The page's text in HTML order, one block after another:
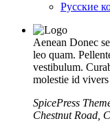
Русские
Aenean Donec
leo quam.
vestibulum.
molestie id
SpicePress
Chestnut Road,